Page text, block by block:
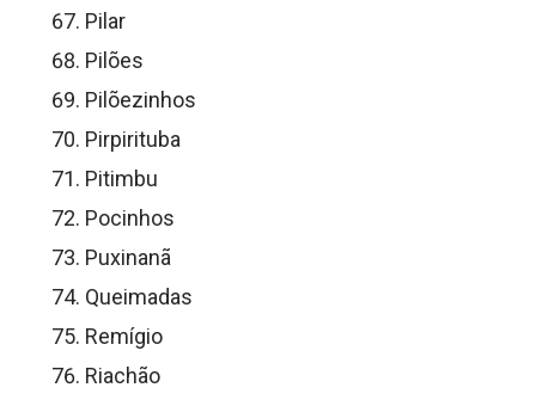
Pilar
Pilões
Pilõezinhos
Pirpirituba
Pitimbu
Pocinhos
Puxinanã
Queimadas
Remígio
Riachão